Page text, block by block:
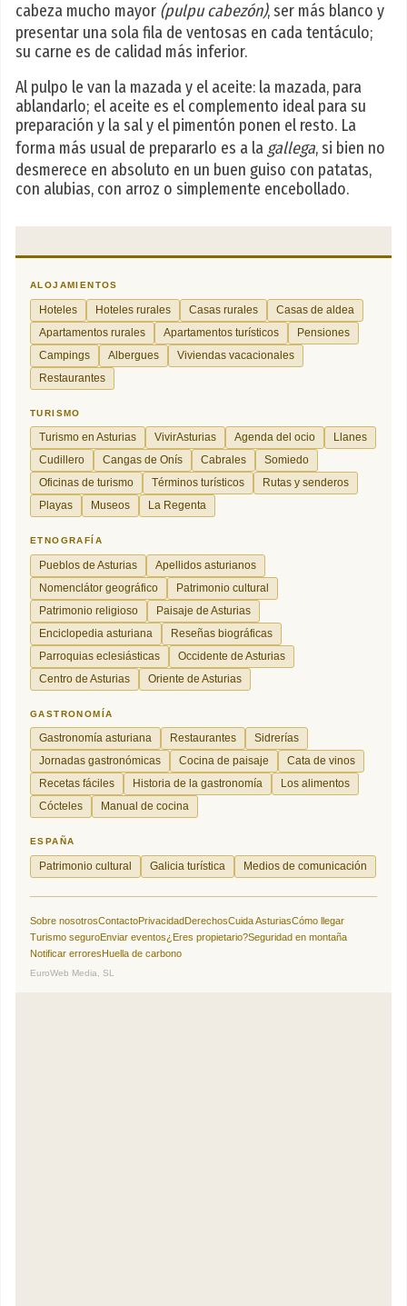
cabeza mucho mayor (pulpu cabezón), ser más blanco y
presentar una sola fila de ventosas en cada tentáculo;
su carne es de calidad más inferior.
Al pulpo le van la mazada y el aceite: la mazada, para
ablandarlo; el aceite es el complemento ideal para su
preparación y la sal y el pimentón ponen el resto. La
forma más usual de prepararlo es a la gallega, si bien no
desmerece en absoluto en un buen guiso con patatas,
con alubias, con arroz o simplemente encebollado.